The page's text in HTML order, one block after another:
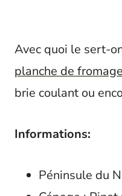
Avec quoi le sert-
planche de
brie coulant ou
Informations:
Péninsule du